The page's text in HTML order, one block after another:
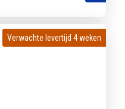
Verwachte levertijd 4 weken
Verwachte levertijd 4 weken